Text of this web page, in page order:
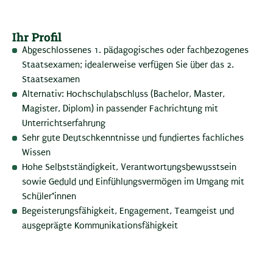
Ihr Profil
Abgeschlossenes 1. pädagogisches oder fachbezogenes
Staatsexamen; idealerweise verfügen Sie über das 2.
Staatsexamen
Alternativ: Hochschulabschluss (Bachelor, Master,
Magister, Diplom) in passender Fachrichtung mit
Unterrichtserfahrung
Sehr gute Deutschkenntnisse und fundiertes fachliches
Wissen
Hohe Selbstständigkeit, Verantwortungsbewusstsein
sowie Geduld und Einfühlungsvermögen im Umgang mit
Schüler*innen
Begeisterungsfähigkeit, Engagement, Teamgeist und
ausgeprägte Kommunikationsfähigkeit